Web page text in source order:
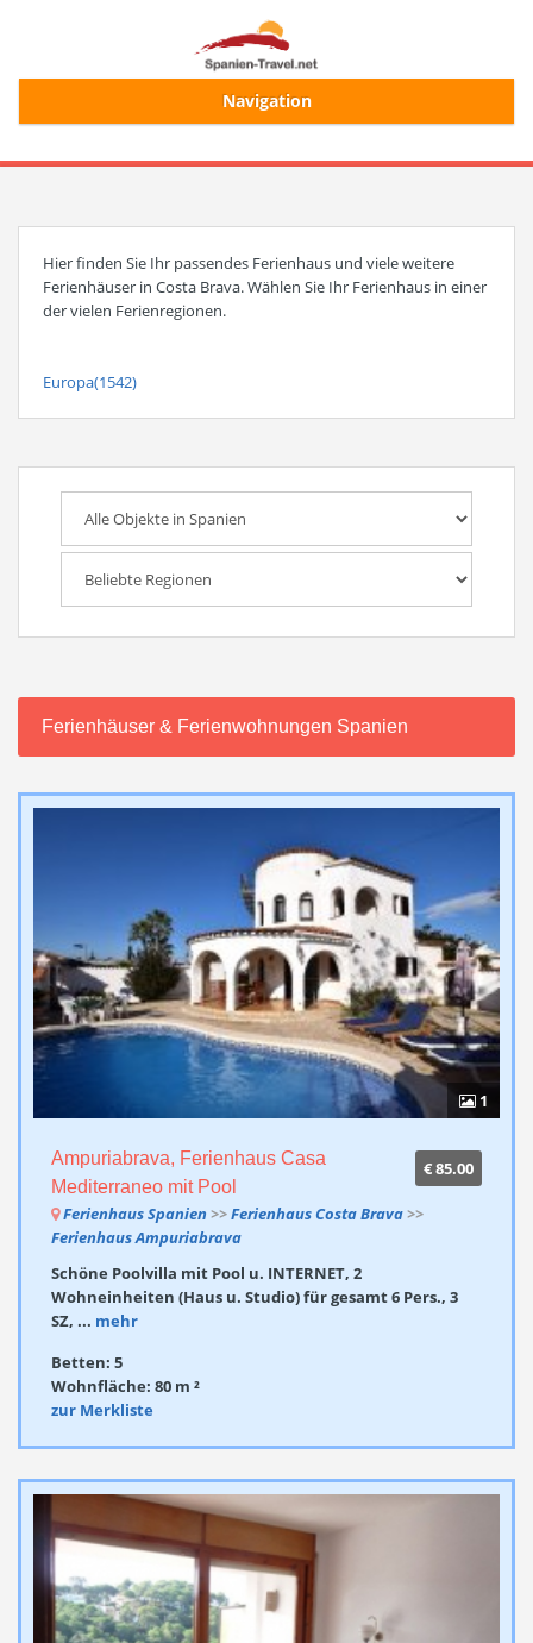
Navigation
Start
Alle Ferienhäuser
Ferienhaussuche
Hier finden Sie Ihr passendes Ferienhaus und viele weitere
Ferienhäuser in Costa Brava. Wählen Sie Ihr Ferienhaus in einer
der vielen Ferienregionen.
Europa(1542)
Ferienhäuser & Ferienwohnungen Spanien
1
€ 85.00
Ampuriabrava, Ferienhaus Casa
Mediterraneo mit Pool
Ferienhaus Spanien >>Ferienhaus Costa Brava>>
Ferienhaus Ampuriabrava
Schöne Poolvilla mit Pool u. INTERNET, 2
Wohneinheiten (Haus u. Studio) für gesamt 6 Pers., 3
SZ, ... mehr
Betten: 5
Wohnfläche: 80 m ²
zur Merkliste